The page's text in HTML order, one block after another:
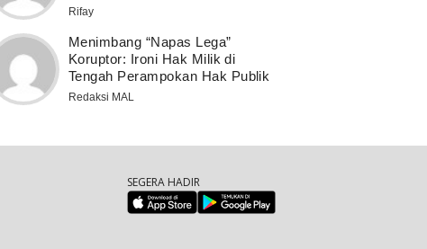
Rifay
Menimbang “Napas Lega”
Koruptor: Ironi Hak Milik di
Tengah Perampokan Hak Publik
Redaksi MAL
SEGERA HADIR